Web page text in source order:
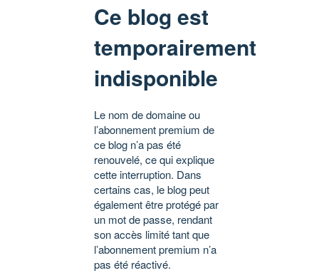
Ce blog est
temporairement
indisponible
Le nom de domaine ou
l’abonnement premium de
ce blog n’a pas été
renouvelé, ce qui explique
cette interruption. Dans
certains cas, le blog peut
également être protégé par
un mot de passe, rendant
son accès limité tant que
l’abonnement premium n’a
pas été réactivé.